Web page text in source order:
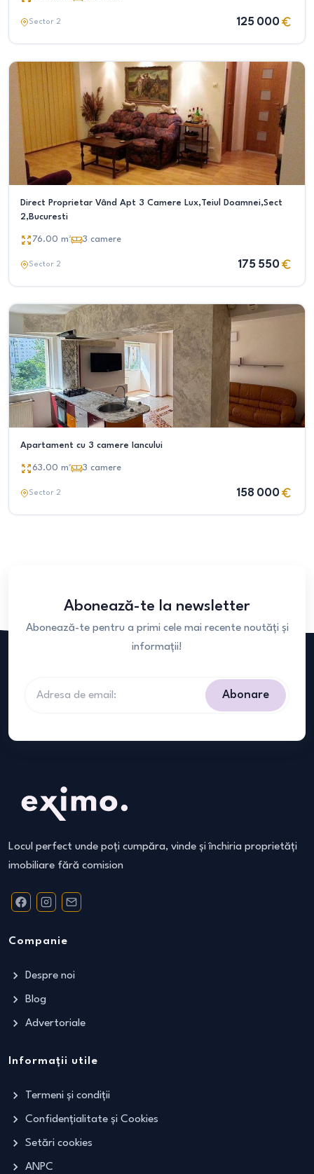
Sector 2 125 000
Direct Proprietar Vând Apt 3 Camere Lux,Teiul Doamnei,Sect
2,Bucuresti
76.00 m² 3 camere
Sector 2 175 550
Apartament cu 3 camere Iancului
63.00 m² 3 camere
Sector 2 158 000
Abonează-te la newsletter
Abonează-te pentru a primi cele mai recente noutăți și
informații!
Abonare
Locul perfect unde poți cumpăra, vinde și închiria proprietăți
imobiliare fără comision
Companie
Despre noi
Blog
Advertoriale
Informații utile
Termeni și condiții
Confidențialitate și Cookies
Setări cookies
ANPC